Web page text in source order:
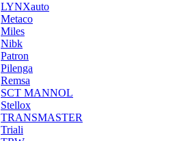
LYNXauto
Metaco
Miles
Nibk
Patron
Pilenga
Remsa
SCT MANNOL
Stellox
TRANSMASTER
Triali